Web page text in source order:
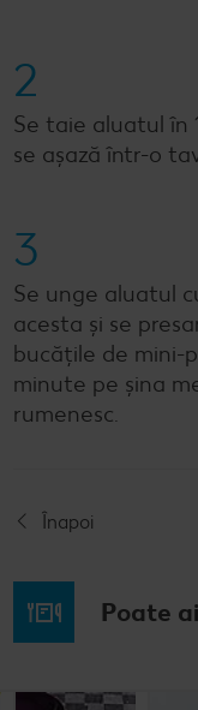
2
Se taie aluatul în
se așază într-o
3
Se unge aluatul
acesta și se
bucățile de mini-
minute pe șina
rumenesc.
Înapoi
Poate